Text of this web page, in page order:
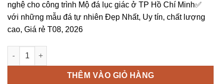
nghệ cho công trình Mộ đá lục giác ở TP Hồ Chí Minh✅
với những mẫu đá tự nhiên Đẹp Nhất, Uy tín, chất lượng
cao, Giá rẻ T08, 2026
Bán và xây dựng, làm Mộ đá lục giác ở TP Hồ Chí Minh rẻ đẹp
THÊM VÀO GIỎ HÀNG